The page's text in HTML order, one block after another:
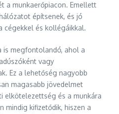
a munkaerőpiacon. Emellett
építsenek, és jó
cégekkel és kollégáikkal.
is megfontolandó, ahol a
vagy
Ez a lehetőség nagyobb
magasabb jövedelmet
elkötelezettség és a munkára
mindig kifizetődik, hiszen a